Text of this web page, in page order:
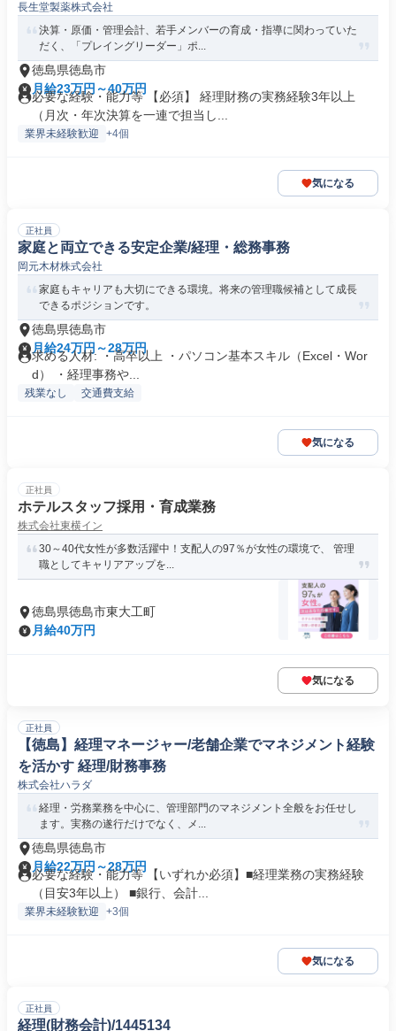
長生堂製薬株式会社
決算・原価・管理会計、若手メンバーの育成・指導に関わっていた
だく、「プレイングリーダー」ポ...
徳島県徳島市
月給23万円～40万円
必要な経験・能力等 【必須】 経理財務の実務経験3年以上
（月次・年次決算を一連で担当し...
業界未経験歓迎 +4個
気になる
正社員
家庭と両立できる安定企業/経理・総務事務
岡元木材株式会社
家庭もキャリアも大切にできる環境。将来の管理職候補として成長
できるポジションです。
徳島県徳島市
月給24万円～28万円
求める人材: ・高卒以上 ・パソコン基本スキル（Excel・Wor
d） ・経理事務や...
残業なし 交通費支給
気になる
正社員
ホテルスタッフ採用・育成業務
株式会社東横イン
30～40代女性が多数活躍中！支配人の97％が女性の環境で、 管理
職としてキャリアアップを...
徳島県徳島市東大工町
月給40万円
気になる
正社員
【徳島】経理マネージャー/老舗企業でマネジメント経験
を活かす 経理/財務事務
株式会社ハラダ
経理・労務業務を中心に、管理部門のマネジメント全般をお任せし
ます。実務の遂行だけでなく、メ...
徳島県徳島市
月給22万円～28万円
必要な経験・能力等 【いずれか必須】■経理業務の実務経験
（目安3年以上） ■銀行、会計...
業界未経験歓迎 +3個
気になる
正社員
経理(財務会計)/1445134